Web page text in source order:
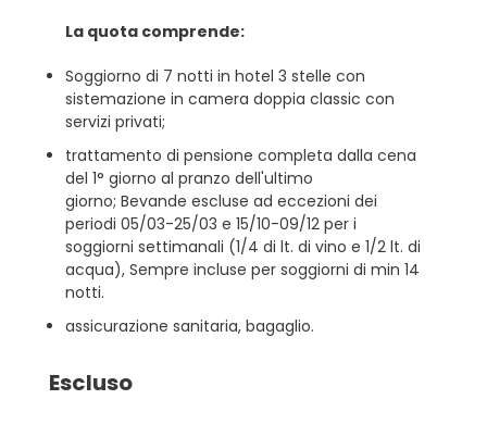
La quota comprende:
Soggiorno di 7 notti in hotel 3 stelle con
sistemazione in camera doppia classic con
servizi privati;
trattamento di pensione completa dalla cena
del 1° giorno al pranzo dell'ultimo
giorno; Bevande escluse ad eccezioni dei
periodi 05/03-25/03 e 15/10-09/12 per i
soggiorni settimanali (1/4 di lt. di vino e 1/2 lt. di
acqua), Sempre incluse per soggiorni di min 14
notti.
assicurazione sanitaria, bagaglio.
Escluso